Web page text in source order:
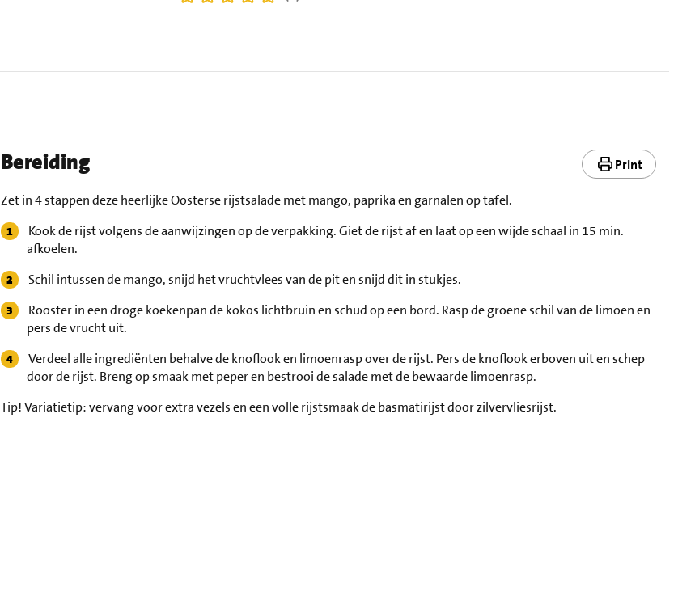
Bereiding Print
Zet in 4 stappen deze heerlijke Oosterse rijstsalade met mango, paprika en garnalen op tafel.
Kook de rijst volgens de aanwijzingen op de verpakking. Giet de rijst af en laat op een wijde schaal in 15 min.
afkoelen.
Schil intussen de mango, snijd het vruchtvlees van de pit en snijd dit in stukjes.
Rooster in een droge koekenpan de kokos lichtbruin en schud op een bord. Rasp de groene schil van de limoen en
pers de vrucht uit.
Verdeel alle ingrediënten behalve de knoflook en limoenrasp over de rijst. Pers de knoflook erboven uit en schep
door de rijst. Breng op smaak met peper en bestrooi de salade met de bewaarde limoenrasp.
Tip! Variatietip: vervang voor extra vezels en een volle rijstsmaak de basmatirijst door zilvervliesrijst.